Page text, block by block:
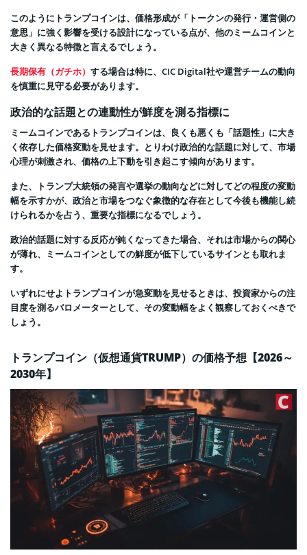
このようにトランプコインは、価格形成が「トークンの発行・運営側の
意思」に強く影響を受ける設計になっている点が、他のミームコインと
大きく異なる特徴と言えるでしょう。
長期保有（ガチホ） する場合は特に、CIC Digital社や運営チームの動向
を慎重に見守る必要があります。
政治的な話題との連動性が鮮度を測る指標に
ミームコインであるトランプコインは、良くも悪くも「話題性」に大き
く依存した価格変動を見せます。とりわけ政治的な話題に対して、市場
心理が刺激され、価格の上下動を引き起こす傾向があります。
また、トランプ大統領の発言や選挙の動向などに対してどの程度の変動
幅を示すかが、政治と市場をつなぐ象徴的な存在として今後も機能し続
けられるかを占う、重要な指標になるでしょう。
政治的話題に対する反応が鈍くなってきた場合、それは市場からの関心
が薄れ、ミームコインとしての鮮度が低下しているサインとも取れま
す。
いずれにせよトランプコインが急変動を見せるときは、投資家からの注
目度を測るバロメーターとして、その変動幅をよく観察しておくべきで
しょう。
トランプコイン（仮想通貨TRUMP）の価格予想【2026～
2030年】